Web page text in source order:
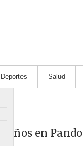
Deportes Salud
años en Pando